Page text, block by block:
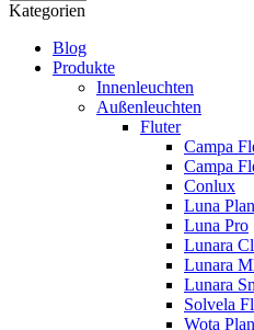
Kategorien
Blog
Produkte
Innenleuchten
Außenleuchten
Fluter
Campa
Campa
Conlux
Luna
Luna Pro
Lunara
Lunara
Lunara
Solvela
Wota